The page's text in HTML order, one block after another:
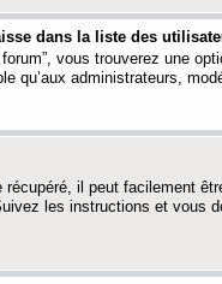
dans la liste des
vous trouverez une
qu’aux administrateurs,
il peut facilement
les instructions et vous